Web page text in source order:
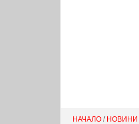
НАЧАЛО / НОВИНИ